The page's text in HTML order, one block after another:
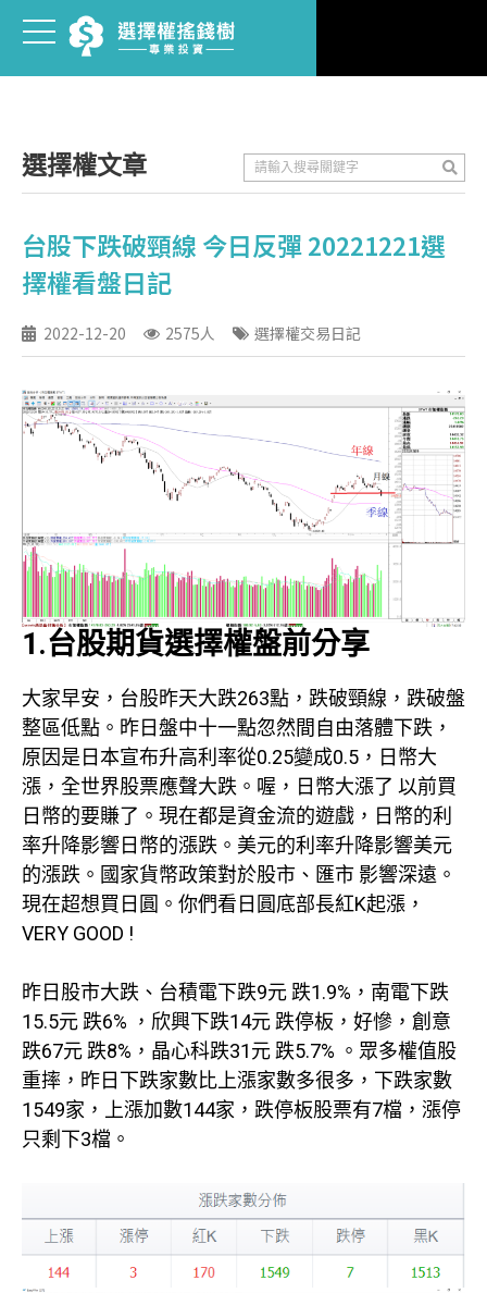
選擇權文章
台股下跌破頸線 今日反彈 20221221選
擇權看盤日記
2022-12-20 2575人 選擇權交易日記
1.台股期貨選擇權盤前分享
大家早安，台股昨天大跌263點，跌破頸線，跌破盤
整區低點。昨日盤中十一點忽然間自由落體下跌，
原因是日本宣布升高利率從0.25變成0.5，日幣大
漲，全世界股票應聲大跌。喔，日幣大漲了 以前買
日幣的要賺了。現在都是資金流的遊戲，日幣的利
率升降影響日幣的漲跌。美元的利率升降影響美元
的漲跌。國家貨幣政策對於股市、匯市 影響深遠。
現在超想買日圓。你們看日圓底部長紅K起漲，
VERY GOOD !
昨日股市大跌、台積電下跌9元 跌1.9%，南電下跌
15.5元 跌6% ，欣興下跌14元 跌停板，好慘，創意
跌67元 跌8%，晶心科跌31元 跌5.7% 。眾多權值股
重摔，昨日下跌家數比上漲家數多很多，下跌家數
1549家，上漲加數144家，跌停板股票有7檔，漲停
只剩下3檔。